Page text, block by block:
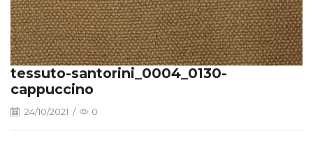
tessuto-santorini_0004_0130-
cappuccino
24/10/2021 / 0